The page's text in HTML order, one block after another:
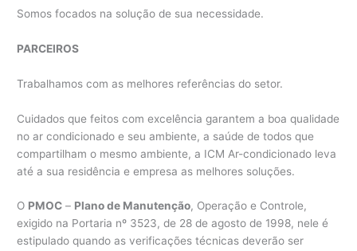
Somos focados na solução de sua necessidade.
PARCEIROS
Trabalhamos com as melhores referências do setor.
Cuidados que feitos com excelência garantem a boa qualidade
no ar condicionado e seu ambiente, a saúde de todos que
compartilham o mesmo ambiente, a ICM Ar-condicionado leva
até a sua residência e empresa as melhores soluções.
O PMOC – Plano de Manutenção, Operação e Controle,
exigido na Portaria nº 3523, de 28 de agosto de 1998, nele é
estipulado quando as verificações técnicas deverão ser